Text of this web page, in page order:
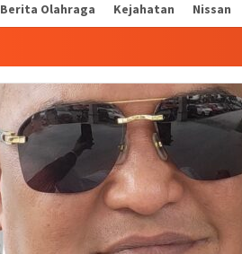
Berita Olahraga Kejahatan Nissan